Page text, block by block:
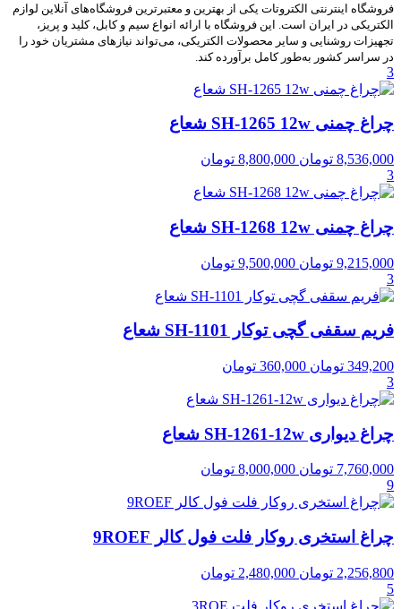
فروشگاه اینترنتی الکتروتات یکی از بهترین و معتبرترین فروشگاه‌های آنلاین لوازم
الکتریکی در ایران است. این فروشگاه با ارائه انواع سیم و کابل، کلید و پریز،
تجهیزات روشنایی و سایر محصولات الکتریکی، می‌تواند نیازهای مشتریان خود را
در سراسر کشور به‌طور کامل برآورده کند.
3
چراغ چمنی SH-1265 12w شعاع
8,536,000 تومان 8,800,000 تومان
3
چراغ چمنی SH-1268 12w شعاع
9,215,000 تومان 9,500,000 تومان
3
فریم سقفی گچی توکار SH-1101 شعاع
349,200 تومان 360,000 تومان
3
چراغ دیواری SH-1261-12w شعاع
7,760,000 تومان 8,000,000 تومان
9
چراغ استخری روکار فلت فول کالر 9ROEF
2,256,800 تومان 2,480,000 تومان
5